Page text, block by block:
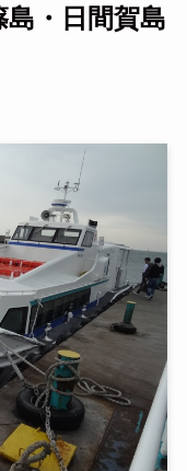
・日間賀島